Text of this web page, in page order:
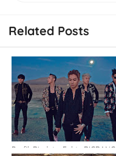
Related Posts
Profil, Biodata, Fakta BIGBANG